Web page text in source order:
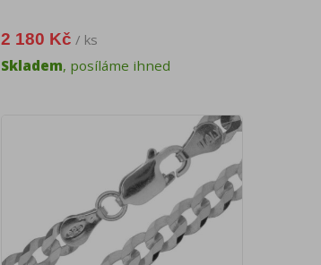
2 180 Kč / ks
Skladem, posíláme ihned